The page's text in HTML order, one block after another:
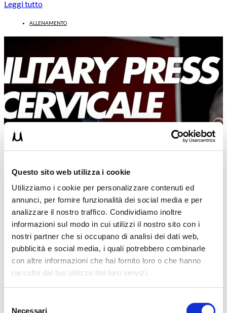
Questo sito web utilizza i cookie
Utilizziamo i cookie per personalizzare contenuti ed
annunci, per fornire funzionalità dei social media e per
analizzare il nostro traffico. Condividiamo inoltre
informazioni sul modo in cui utilizzi il nostro sito con i
nostri partner che si occupano di analisi dei dati web,
pubblicità e social media, i quali potrebbero combinarle
con altre informazioni che hai fornito loro o che hanno
raccolto dal tuo utilizzo dei loro servizi.
Necessari
Leggi tutto
ALLENAMENTO
UM